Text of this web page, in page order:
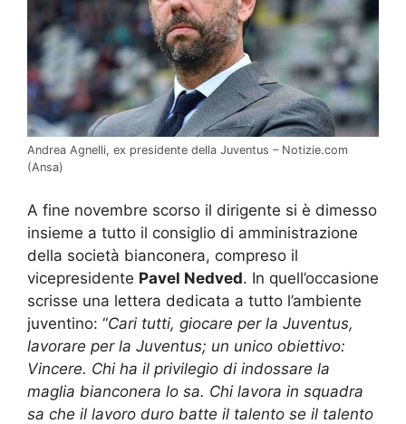
Andrea Agnelli, ex presidente della Juventus – Notizie.com
(Ansa)
A fine novembre scorso il dirigente si è dimesso
insieme a tutto il consiglio di amministrazione
della società bianconera, compreso il
vicepresidente Pavel Nedved. In quell’occasione
scrisse una lettera dedicata a tutto l’ambiente
juventino: “Cari tutti, giocare per la Juventus,
lavorare per la Juventus; un unico obiettivo:
Vincere. Chi ha il privilegio di indossare la
maglia bianconera lo sa. Chi lavora in squadra
sa che il lavoro duro batte il talento se il talento